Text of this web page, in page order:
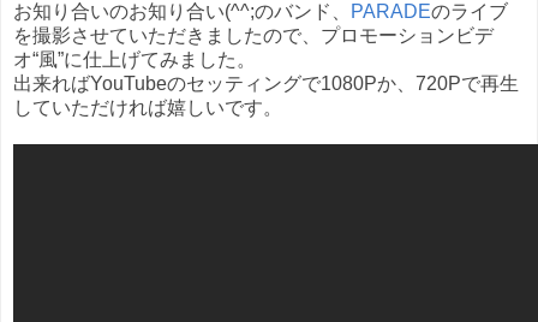
お知り合いのお知り合い(^^;のバンド、 PARADEのライブ
を撮影させていただきましたので、プロモーションビデ
オ“風”に仕上げてみました。
出来ればYouTubeのセッティングで1080Pか、720Pで再生
していただければ嬉しいです。